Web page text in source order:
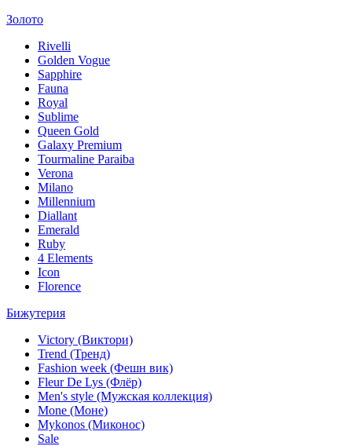
Золото
Rivelli
Golden Vogue
Sapphire
Fauna
Royal
Sublime
Queen Gold
Galaxy Premium
Tourmaline Paraiba
Verona
Milano
Millennium
Diallant
Emerald
Ruby
4 Elements
Icon
Florence
Бижутерия
Victory (Виктори)
Trend (Тренд)
Fashion week (Фешн вик)
Fleur De Lys (Флёр)
Men's style (Мужская коллекция)
Mone (Моне)
Mykonos (Миконос)
Sale